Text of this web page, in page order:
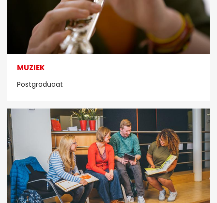
MUZIEK
Postgraduaat